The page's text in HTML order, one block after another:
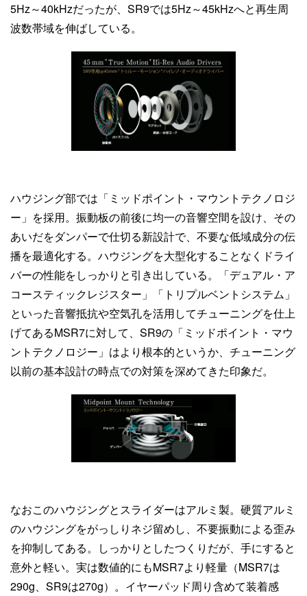
5Hz～40kHzだったが、SR9では5Hz～45kHzへと再生周
波数帯域を伸ばしている。
ハウジング部では「ミッドポイント・マウントテクノロジ
ー」を採用。振動板の前後に均一の音響空間を設け、その
あいだをダンパーで仕切る新設計で、不要な低域成分の伝
播を最適化する。ハウジングを大型化することなくドライ
バーの性能をしっかりと引き出している。「デュアル・ア
コースティックレジスター」「トリプルベントシステム」
といった音響抵抗や空気孔を活用してチューニングを仕上
げてあるMSR7に対して、SR9の「ミッドポイント・マウ
ントテクノロジー」はより根本的というか、チューニング
以前の基本設計の時点での対策を深めてきた印象だ。
なおこのハウジングとスライダーはアルミ製。硬質アルミ
のハウジングをがっしりネジ留めし、不要振動による歪み
を抑制してある。しっかりとしたつくりだが、手にすると
意外と軽い。実は数値的にもMSR7より軽量（MSR7は
290g、SR9は270g）。イヤーパッド周り含めて装着感